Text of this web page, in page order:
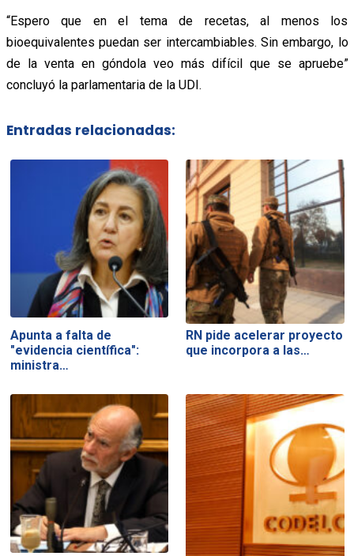
“Espero que en el tema de recetas, al menos los
bioequivalentes puedan ser intercambiables. Sin embargo, lo
de la venta en góndola veo más difícil que se apruebe”
concluyó la parlamentaria de la UDI.
Entradas relacionadas:
Apunta a falta de
"evidencia científica":
ministra…
RN pide acelerar proyecto
que incorpora a las…